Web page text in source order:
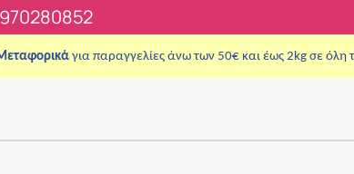
για παραγγελίες άνω των 50€ και έως 2kg σε όλη